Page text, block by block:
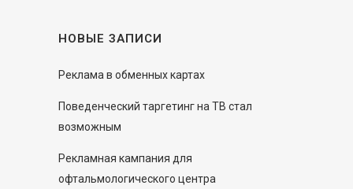
НОВЫЕ ЗАПИСИ
Реклама в обменных картах
Поведенческий таргетинг на ТВ стал
возможным
Рекламная кампания для
офтальмологического центра